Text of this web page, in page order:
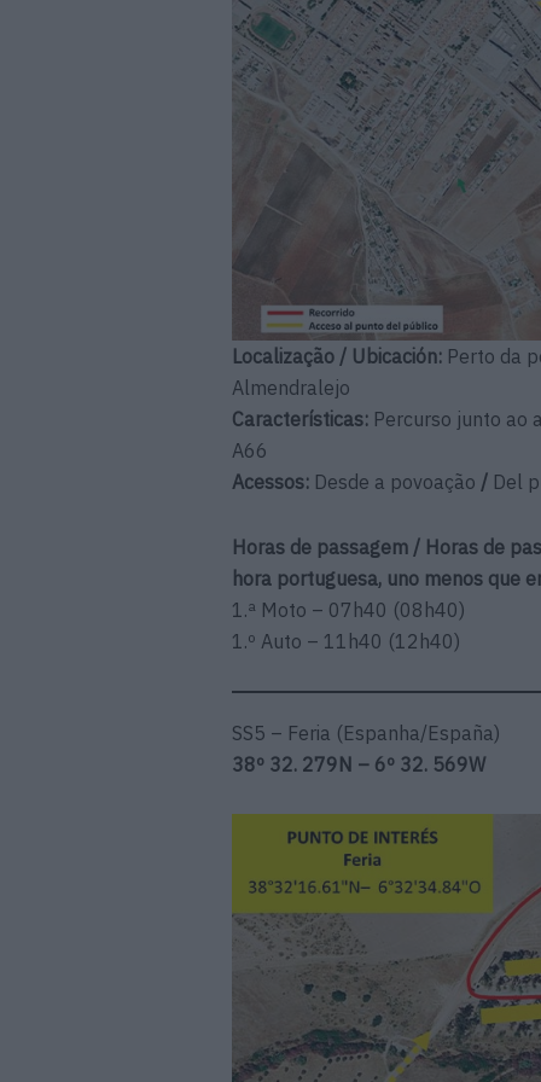
Localização / Ubicación: Perto da
Almendralejo
Características: Percurso junto ao
A66
Acessos: Desde a povoação / Del
Horas de passagem / Horas de
hora portuguesa, uno menos que
1.ª Moto – 07h40 (08h40)
1.º Auto – 11h40 (12h40)
SS5 – Feria (Espanha/España)
38º 32. 279N – 6º 32. 569W